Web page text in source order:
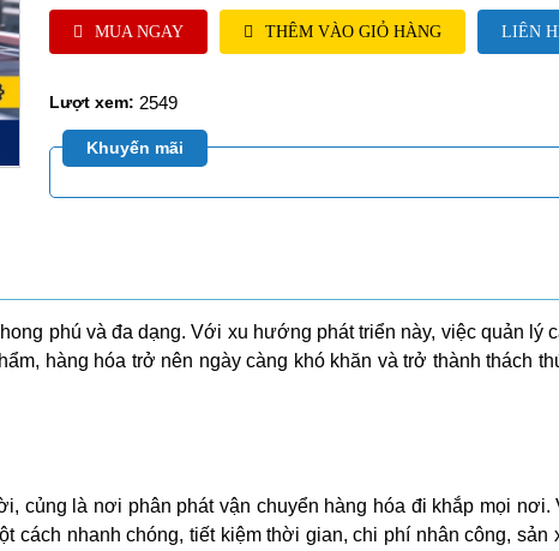
MUA NGAY THÊM VÀO GIỎ HÀNG LIÊN
Lượt xem: 2549
Khuyến mãi
phú và đa dạng. Với xu hướng phát triển này, việc quản lý
hàng hóa trở nên ngày càng khó khăn và trở thành thách
củng là nơi phân phát vận chuyển hàng hóa đi khắp mọi nơi.
nhanh chóng, tiết kiệm thời gian, chi phí nhân công, sản